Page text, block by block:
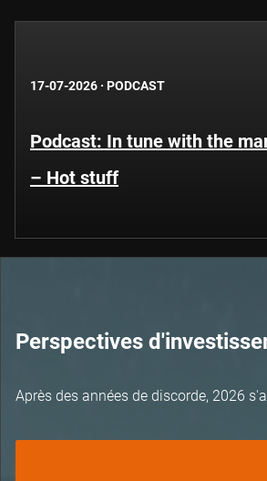
17-07-2026 · PODCAST
Podcast: In tune with the
– Hot stuff
Perspectives
Après des années de discorde, 2026